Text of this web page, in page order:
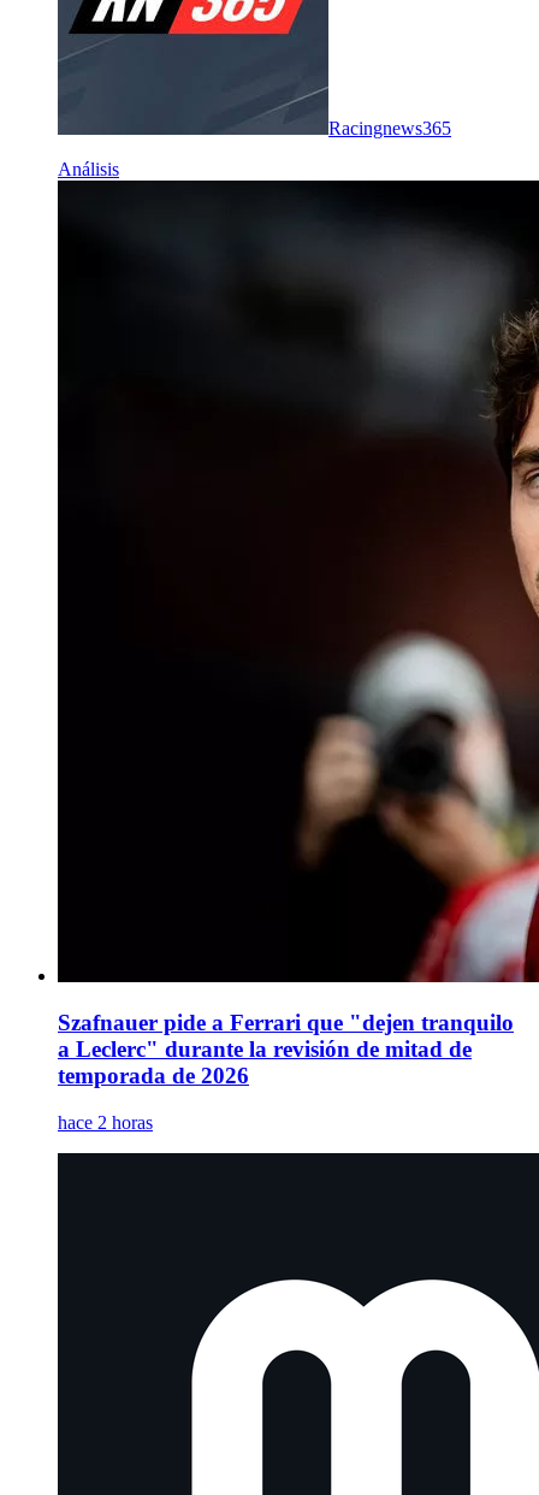
Racingnews365
Análisis
Szafnauer pide a Ferrari que "dejen tranquilo
a Leclerc" durante la revisión de mitad de
temporada de 2026
hace 2 horas